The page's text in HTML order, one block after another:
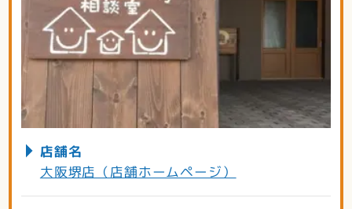
店舗名
大阪堺店（店舗ホームページ）